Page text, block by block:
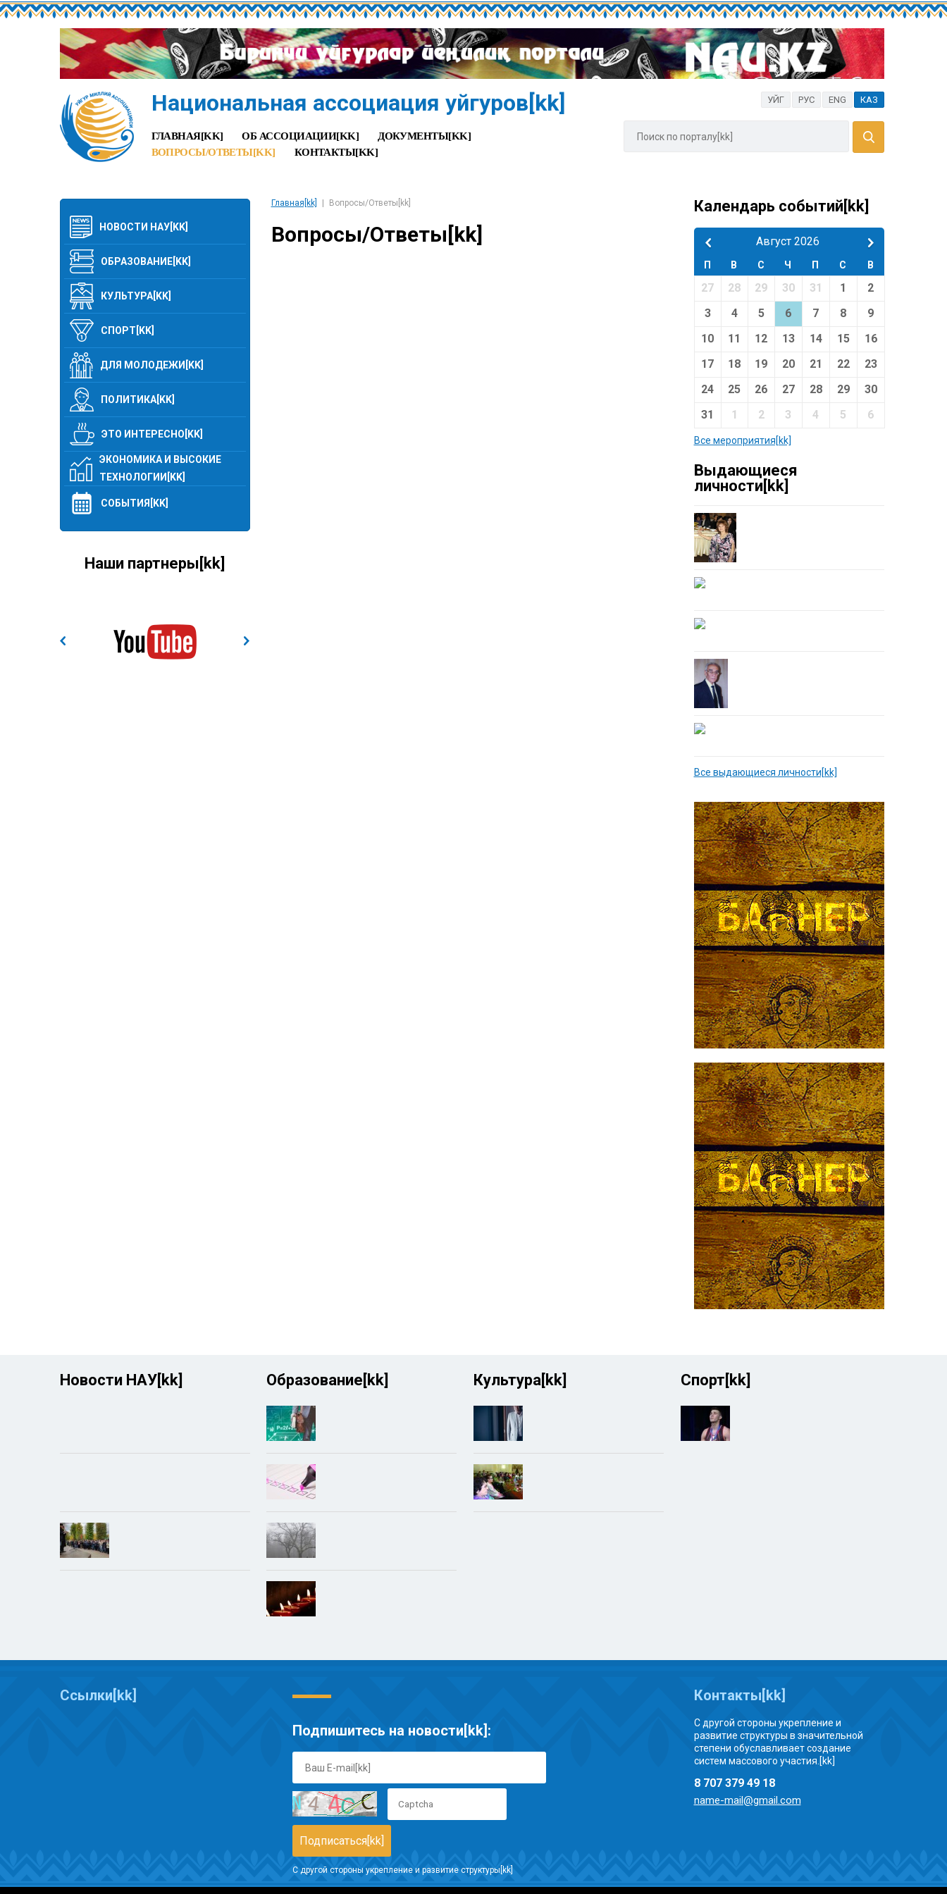
Национальная ассоциация уйгуров[kk] УЙГ РУС ENG КАЗ
ГЛАВНАЯ[KK] ОБ АССОЦИАЦИИ[KK]
ДОКУМЕНТЫ[KK]
ВОПРОСЫ/ОТВЕТЫ[KK]
КОНТАКТЫ[KK]
НОВОСТИ НАУ[KK]
ОБРАЗОВАНИЕ[KK]
КУЛЬТУРА[KK]
СПОРТ[KK]
ДЛЯ МОЛОДЕЖИ[KK]
ПОЛИТИКА[KK]
ЭТО ИНТЕРЕСНО[KK]
ЭКОНОМИКА И ВЫСОКИЕ
ТЕХНОЛОГИИ[KK]
СОБЫТИЯ[KK]
Наши партнеры[kk]
Главная[kk] Вопросы/Ответы[kk]
Вопросы/Ответы[kk]
Календарь событий[kk]
Август 2026
П В С Ч П С В
27 28 29 30 31 1
2
3
4 5 6 7 8
9
10
11 12 13 14 15
16
17
18 19 20 21 22
23
24
25 26 27 28 29
30
31
1 2 3 4 5 6
Все мероприятия[kk]
Выдающиеся
личности[kk]
Все выдающиеся личности[kk]
Новости НАУ[kk] Образование[kk] Культура[kk] Спорт[kk]
Ссылки[kk]
Подпишитесь на новости[kk]:
С другой стороны укрепление и развитие структуры[kk]
Контакты[kk]
С другой стороны укрепление и
развитие структуры в значительной
степени обуславливает создание
систем массового участия.[kk]
8 707 379 49 18
name-mail@gmail.com